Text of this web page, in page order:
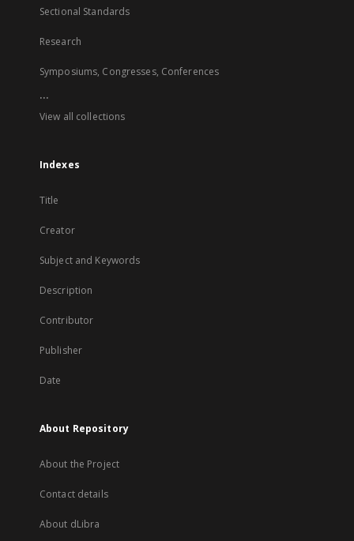
Sectional Standards
Research
Symposiums, Congresses, Conferences
...
View all collections
Indexes
Title
Creator
Subject and Keywords
Description
Contributor
Publisher
Date
About Repository
About the Project
Contact details
About dLibra